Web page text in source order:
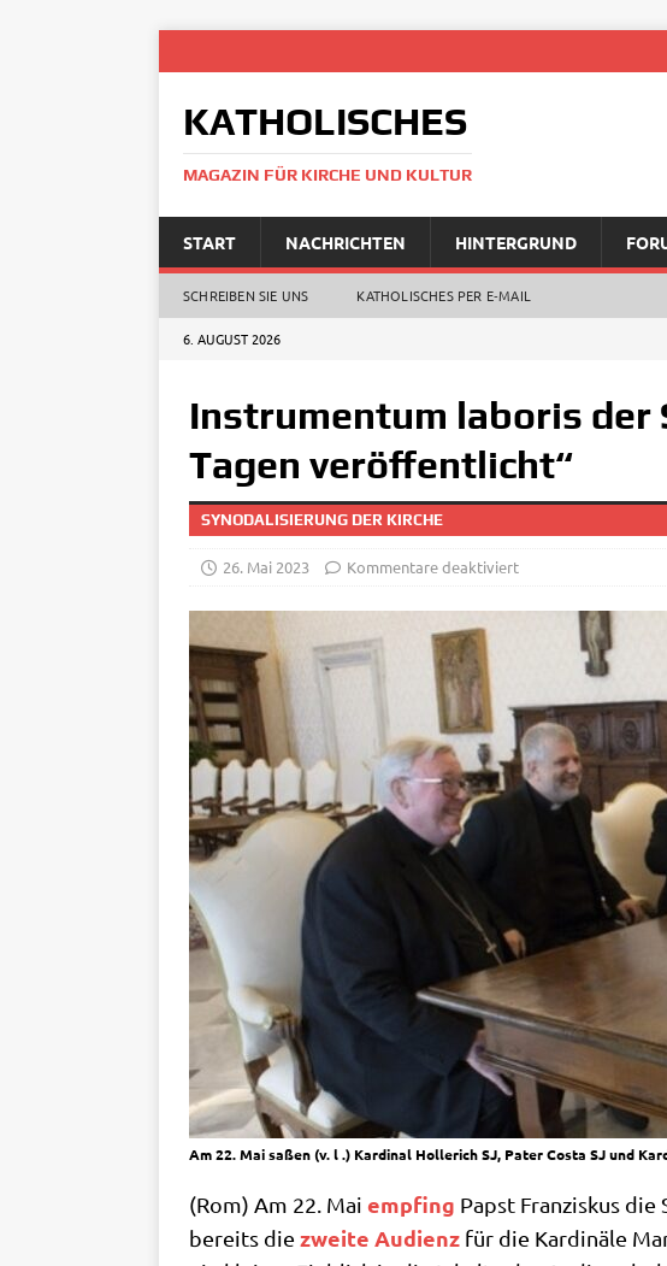
KATHOLISCHES
MAGAZIN FÜR KIRCHE UND KULTUR
START NACHRICHTEN HINTERGRUND
SCHREIBEN SIE UNS KATHOLISCHES PER E‑MAIL
6. AUGUST 2026
Instrumentum laboris der
Tagen veröffentlicht“
SYNODALISIERUNG DER KIRCHE
26. Mai 2023 Kommentare deaktiviert
Am 22. Mai saßen (v. l .) Kardinal Hollerich SJ, Pater Costa SJ und
(Rom) Am 22. Mai emp­fing Papst Fran­zis­kus die
bereits die zwei­te Audi­enz für die Kar­di­nä­le